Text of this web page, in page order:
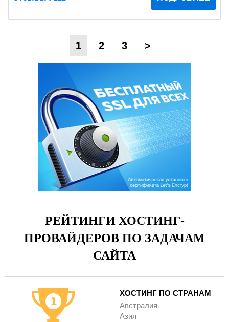
1 2 3 >
РЕЙТИНГИ ХОСТИНГ-
ПРОВАЙДЕРОВ ПО ЗАДАЧАМ
САЙТА
ХОСТИНГ ПО СТРАНАМ
Австралия
Азия